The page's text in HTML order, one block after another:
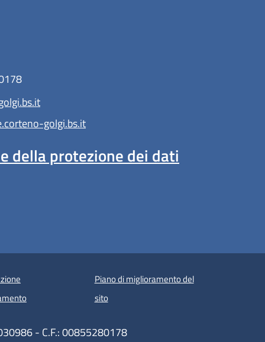
golgi.bs.it
della protezione dei dati
Piano di miglioramento del
sito
- C.F.: 00855280178